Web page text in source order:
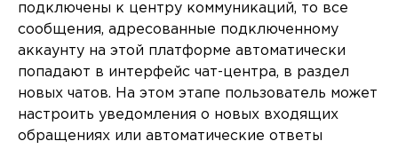
подключены к центру коммуникаций, то все
сообщения, адресованные подключенному
аккаунту на этой платформе автоматически
попадают в интерфейс чат-центра, в раздел
новых чатов. На этом этапе пользователь может
настроить уведомления о новых входящих
обращениях или автоматические ответы